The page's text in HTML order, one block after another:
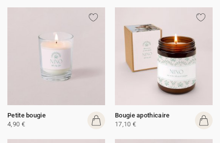
Petite bougie
4,90 €
Bougie apothicaire
17,10 €